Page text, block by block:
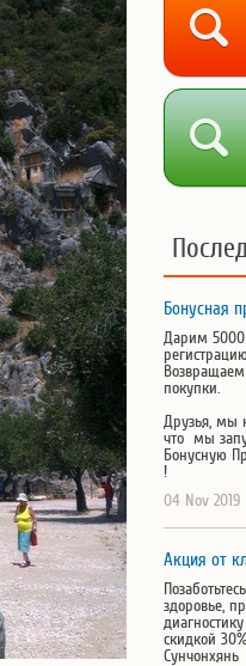
Бонусная
Дарим 5000
покупки.
Друзья, мы
что мы
Бонусную
!
04 Nov 2019
Акция от
здоровье,
скидкой
Сунчонхянь